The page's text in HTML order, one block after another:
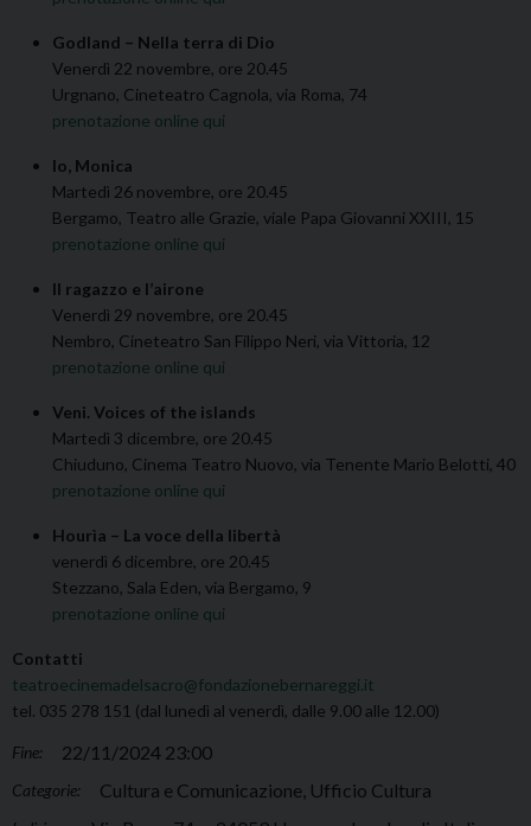
Godland – Nella terra di Dio
Venerdì 22 novembre, ore 20.45
Urgnano, Cineteatro Cagnola, via Roma, 74
prenotazione online qui
Io, Monica
Martedì 26 novembre, ore 20.45
Bergamo, Teatro alle Grazie, viale Papa Giovanni XXIII, 15
prenotazione online qui
Il ragazzo e l’airone
Venerdì 29 novembre, ore 20.45
Nembro, Cineteatro San Filippo Neri, via Vittoria, 12
prenotazione online qui
Veni. Voices of the islands
Martedì 3 dicembre, ore 20.45
Chiuduno, Cinema Teatro Nuovo, via Tenente Mario Belotti, 40
prenotazione online qui
Hourìa – La voce della libertà
venerdì 6 dicembre, ore 20.45
Stezzano, Sala Eden, via Bergamo, 9
prenotazione online qui
Contatti
teatroecinemadelsacro@fondazionebernareggi.it
tel. 035 278 151 (dal lunedì al venerdì, dalle 9.00 alle 12.00)
Fine: 22/11/2024 23:00
Categorie: Cultura e Comunicazione, Ufficio Cultura